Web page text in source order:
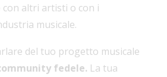
con altri artisti o con i
musicale.
del tuo progetto musicale
fedele. La tua